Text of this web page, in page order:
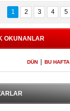
İstanbul
Adaları
1 2 3 4 5
OKUNANLAR
DÜN BU HAFTA